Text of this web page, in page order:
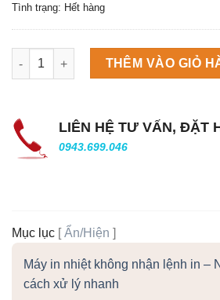
Tình trạng: Hết hàng
Máy làm đá viên Scotsman NW458AS
THÊM VÀO GIỎ
LIÊN HỆ TƯ VẤN, ĐẶT
0943.699.046
Mục lục [Ẩn/Hiện ]
Máy in nhiệt không nhận lệnh in –
cách xử lý nhanh